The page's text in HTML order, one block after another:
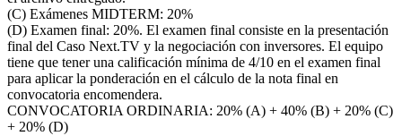
(C) Exámenes MIDTERM: 20%
(D) Examen final: 20%. El examen final consiste en la presentación
final del Caso Next.TV y la negociación con inversores. El equipo
tiene que tener una calificación mínima de 4/10 en el examen final
para aplicar la ponderación en el cálculo de la nota final en
convocatoria encomendera.
CONVOCATORIA ORDINARIA: 20% (A) + 40% (B) + 20% (C)
+ 20% (D)